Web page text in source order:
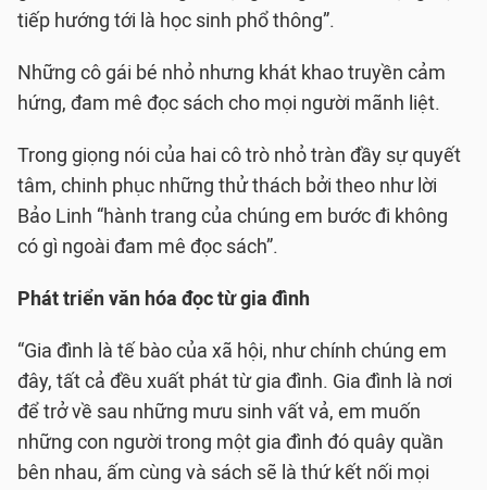
tiếp hướng tới là học sinh phổ thông”.
Những cô gái bé nhỏ nhưng khát khao truyền cảm
hứng, đam mê đọc sách cho mọi người mãnh liệt.
Trong giọng nói của hai cô trò nhỏ tràn đầy sự quyết
tâm, chinh phục những thử thách bởi theo như lời
Bảo Linh “hành trang của chúng em bước đi không
có gì ngoài đam mê đọc sách”.
Phát triển văn hóa đọc từ gia đình
“Gia đình là tế bào của xã hội, như chính chúng em
đây, tất cả đều xuất phát từ gia đình. Gia đình là nơi
để trở về sau những mưu sinh vất vả, em muốn
những con người trong một gia đình đó quây quần
bên nhau, ấm cùng và sách sẽ là thứ kết nối mọi